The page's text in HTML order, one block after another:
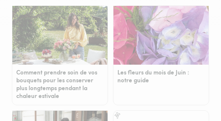
Comment prendre soin de vos
bouquets pour les conserver
plus longtemps pendant la
chaleur estivale
Les fleurs du mois de Juin :
notre guide